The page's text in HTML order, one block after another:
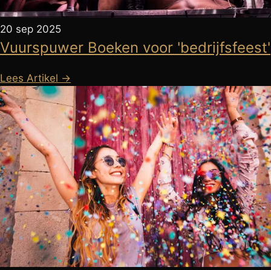
20 sep 2025
Vuurspuwer Boeken voor 'bedrijfsfeest'
Lees Artikel →